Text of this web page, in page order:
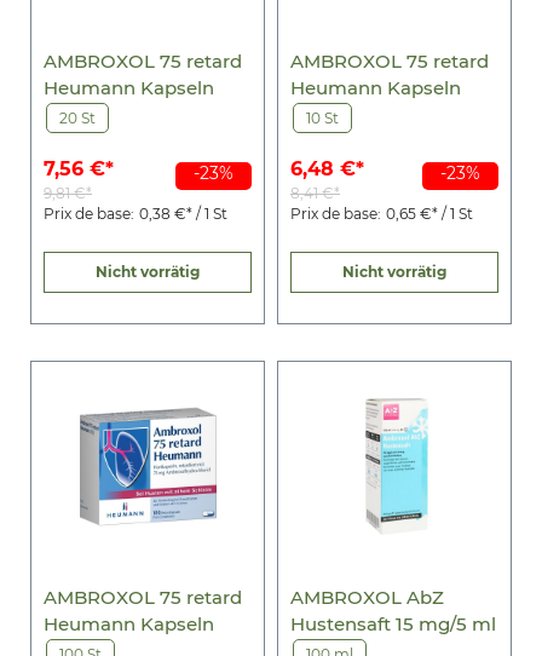
-23%
AMBROXOL 75 retard
Heumann Kapseln
20 St
7,56 €*
9,81 €*
Prix de base: 0,38 €* / 1 St
Nicht vorrätig
-23%
AMBROXOL 75 retard
Heumann Kapseln
10 St
6,48 €*
8,41 €*
Prix de base: 0,65 €* / 1 St
Nicht vorrätig
AMBROXOL 75 retard
Heumann Kapseln
AMBROXOL AbZ
Hustensaft 15 mg/5 ml